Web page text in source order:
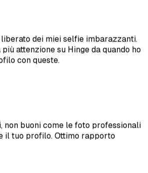
ho ottenuto delle foto eccellenti.
immagini sorgente di alta
scatti. Molto più economico che
Assicurati di seguire le linee guida
i migliori risultati.